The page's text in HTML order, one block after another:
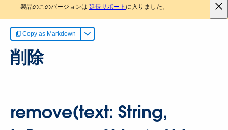
製品のこのバージョンは 延長サポート に入りました。
Copy as Markdown
削除
remove(text: String,